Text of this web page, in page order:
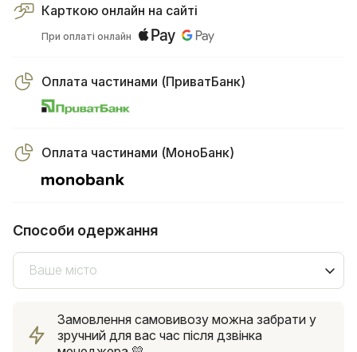
Карткою онлайн на сайті
При оплаті онлайн
Оплата частинами (ПриватБанк)
Оплата частинами (МоноБанк)
Способи одержання
Ваше місто
Замовлення самовивозу можна забрати у
зручний для вас час після дзвінка